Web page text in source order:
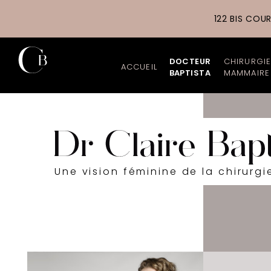
122 BIS
ACCUEIL
DOCTEUR
BAPTISTA
Cabinet et Cliniques
CHIRURGIE
MAMMAIRE
Une vision féminine de la